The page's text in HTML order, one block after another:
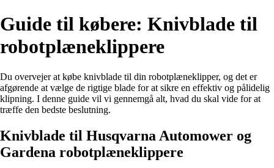
Guide til købere: Knivblade til
robotplæneklippere
Du overvejer at købe knivblade til din robotplæneklipper, og det er
afgørende at vælge de rigtige blade for at sikre en effektiv og pålidelig
klipning. I denne guide vil vi gennemgå alt, hvad du skal vide for at
træffe den bedste beslutning.
Knivblade til Husqvarna Automower og
Gardena robotplæneklippere